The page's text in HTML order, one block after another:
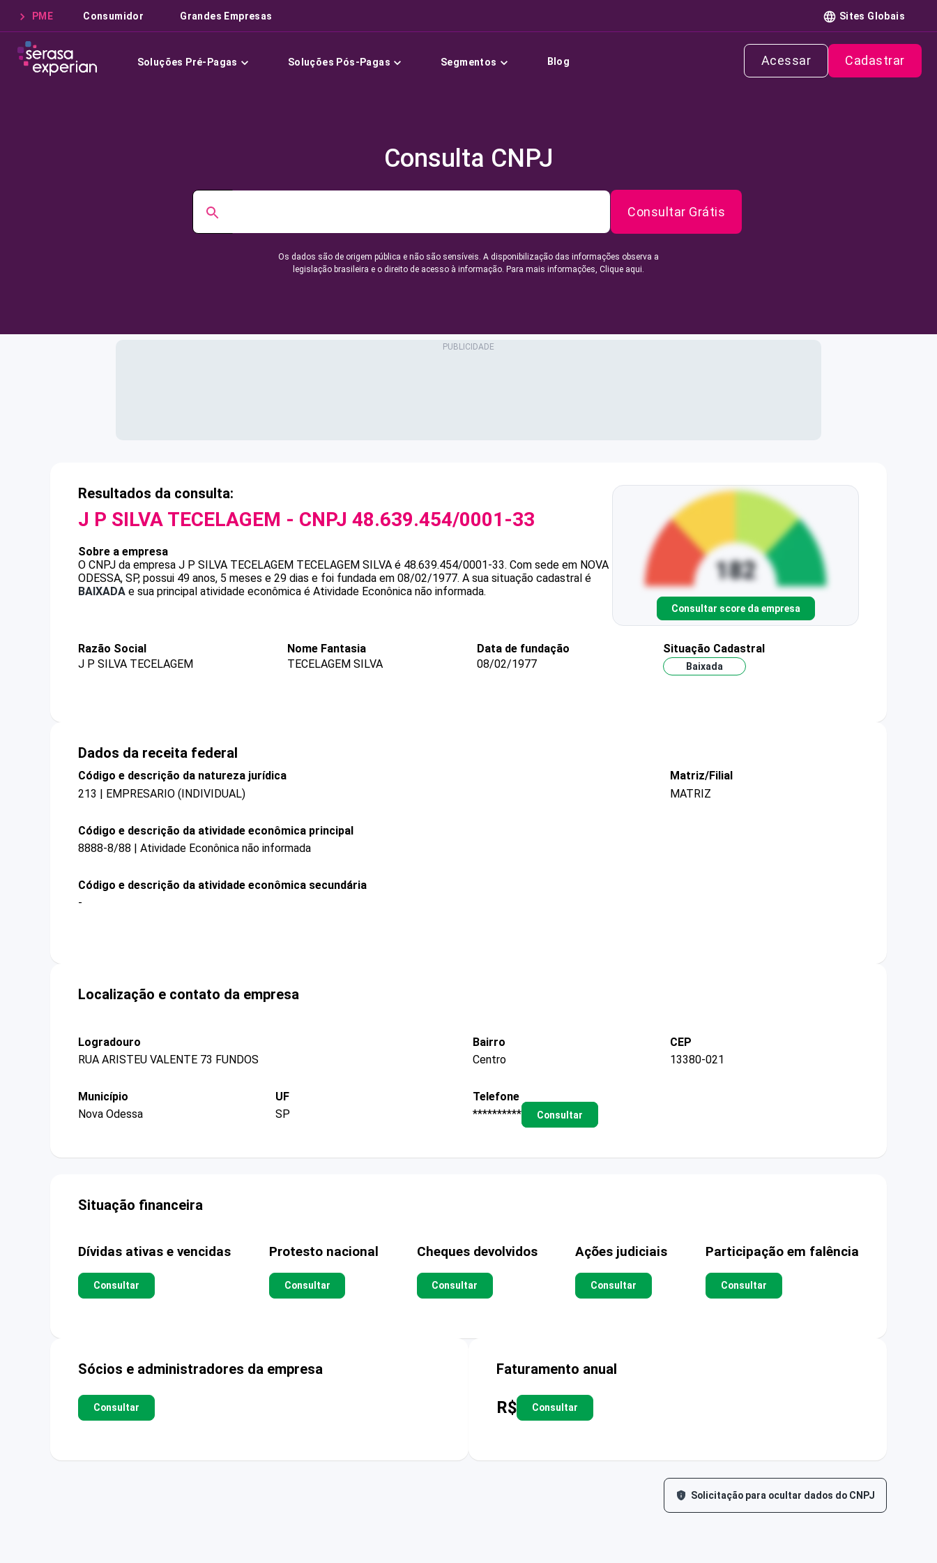
PME Consumidor Grandes Empresas Sites Globais
Soluções Pré-Pagas Soluções Pós-Pagas Segmentos Blog Acessar Cadastrar
Consulta CNPJ
Consultar Grátis
Os dados são de origem pública e não são sensíveis. A disponibilização das informações observa a
legislação brasileira e o direito de acesso à informação. Para mais informações, Clique aqui.
Resultados da consulta:
J P SILVA TECELAGEM - CNPJ 48.639.454/0001-33
Sobre a empresa
O CNPJ da empresa J P SILVA TECELAGEM TECELAGEM SILVA é 48.639.454/0001-33. Com sede em NOVA
ODESSA, SP, possui 49 anos, 5 meses e 29 dias e foi fundada em 08/02/1977. A sua situação cadastral é
BAIXADA e sua principal atividade econômica é Atividade Econônica não informada.
Consultar score da empresa
Razão Social
J P SILVA TECELAGEM
Nome Fantasia
TECELAGEM SILVA
Data de fundação
08/02/1977
Situação Cadastral
Baixada
Dados da receita federal
Código e descrição da natureza jurídica
213 | EMPRESARIO (INDIVIDUAL)
Matriz/Filial
MATRIZ
Código e descrição da atividade econômica principal
8888-8/88 | Atividade Econônica não informada
Código e descrição da atividade econômica secundária
-
Localização e contato da empresa
Logradouro
RUA ARISTEU VALENTE 73 FUNDOS
Bairro
Centro
CEP
13380-021
Município
Nova Odessa
UF
SP
Telefone
**********
Consultar
Situação financeira
Dívidas ativas e vencidas
Consultar
Protesto nacional
Consultar
Cheques devolvidos
Consultar
Ações judiciais
Consultar
Participação em falência
Consultar
Sócios e administradores da empresa
Consultar
Faturamento anual
R$ Consultar
Solicitação para ocultar dados do CNPJ